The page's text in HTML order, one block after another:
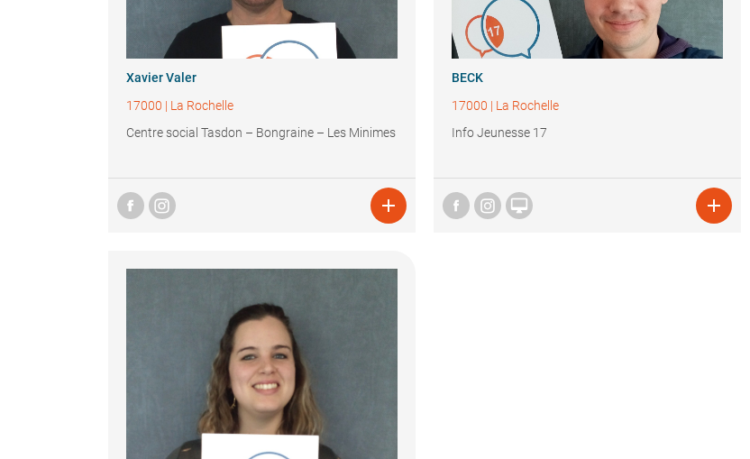
Xavier Valer
17000 | La Rochelle
Centre social Tasdon – Bongraine – Les Minimes

BECK
17000 | La Rochelle
Info Jeunesse 17
 